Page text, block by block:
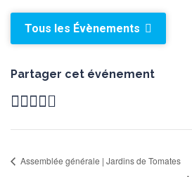
Tous les Évènements
Partager cet événement
Assemblée générale | Jardins de Tomates